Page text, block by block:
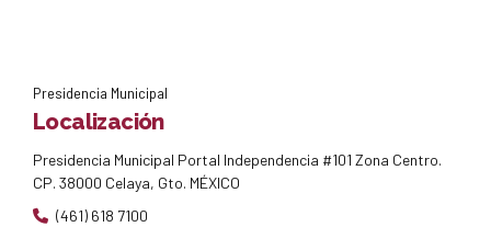
Presidencia Municipal
Localización
Presidencia Municipal Portal Independencia #101 Zona Centro.
CP. 38000 Celaya, Gto. MÉXICO
(461) 618 7100